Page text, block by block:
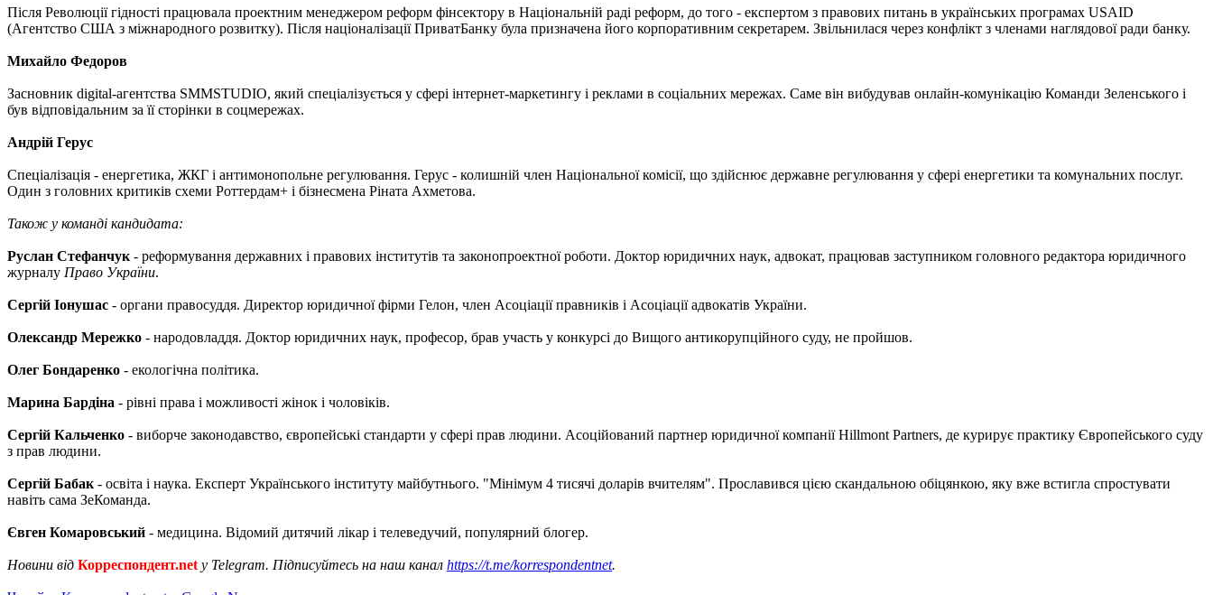
Після Революції гідності працювала проектним менеджером реформ фінсектору в Національній раді реформ, до того - експертом з правових питань в українських програмах USAID
(Агентство США з міжнародного розвитку). Після націоналізації ПриватБанку була призначена його корпоративним секретарем. Звільнилася через конфлікт з членами наглядової ради банку.
Михайло Федоров
Засновник digital-агентства SMMSTUDIO, який спеціалізується у сфері інтернет-маркетингу і реклами в соціальних мережах. Саме він вибудував онлайн-комунікацію Команди Зеленського і
був відповідальним за її сторінки в соцмережах.
Андрій Герус
Спеціалізація - енергетика, ЖКГ і антимонопольне регулювання. Герус - колишній член Національної комісії, що здійснює державне регулювання у сфері енергетики та комунальних послуг.
Один з головних критиків схеми Роттердам+ і бізнесмена Ріната Ахметова.
Також у команді кандидата:
Руслан Стефанчук - реформування державних і правових інститутів та законопроектної роботи. Доктор юридичних наук, адвокат, працював заступником головного редактора юридичного
журналу Право України.
Сергій Іонушас - органи правосуддя. Директор юридичної фірми Гелон, член Асоціації правників і Асоціації адвокатів України.
Олександр Мережко - народовладдя. Доктор юридичних наук, професор, брав участь у конкурсі до Вищого антикорупційного суду, не пройшов.
Олег Бондаренко - екологічна політика.
Марина Бардіна - рівні права і можливості жінок і чоловіків.
Сергій Кальченко - виборче законодавство, європейські стандарти у сфері прав людини. Асоційований партнер юридичної компанії Hillmont Partners, де курирує практику Європейського суду
з прав людини.
Сергій Бабак - освіта і наука. Експерт Українського інституту майбутнього. "Мінімум 4 тисячі доларів вчителям". Прославився цією скандальною обіцянкою, яку вже встигла спростувати
навіть сама ЗеКоманда.
Євген Комаровський - медицина. Відомий дитячий лікар і телеведучий, популярний блогер.
Новини від Корреспондент.net у Telegram. Підписуйтесь на наш канал https://t.me/korrespondentnet.